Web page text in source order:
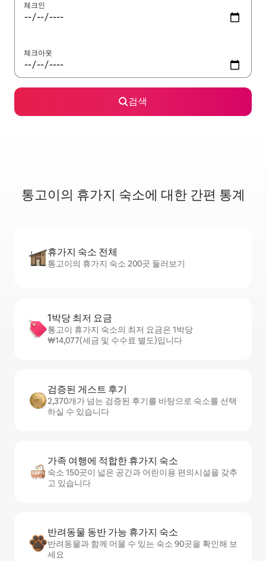
체크인
체크아웃
검색
통고이의 휴가지 숙소에 대한 간편 통계
휴가지 숙소 전체
통고이의 휴가지 숙소 200곳 둘러보기
1박당 최저 요금
통고이 휴가지 숙소의 최저 요금은 1박당
₩14,077(세금 및 수수료 별도)입니다
검증된 게스트 후기
2,370개가 넘는 검증된 후기를 바탕으로 숙소를 선택
하실 수 있습니다
가족 여행에 적합한 휴가지 숙소
숙소 150곳이 넓은 공간과 어린이용 편의시설을 갖추
고 있습니다
반려동물 동반 가능 휴가지 숙소
반려동물과 함께 머물 수 있는 숙소 90곳을 확인해 보
세요